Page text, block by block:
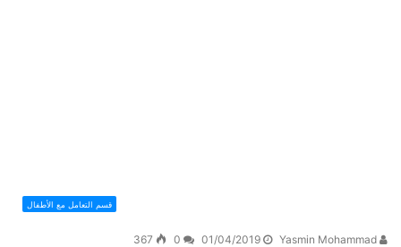
قسم التعامل مع الأطفال
Yasmin Mohammad
01/04/2019
0
367